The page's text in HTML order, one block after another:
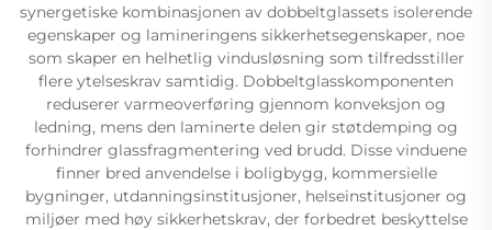
synergetiske kombinasjonen av dobbeltglassets isolerende
egenskaper og lamineringens sikkerhetsegenskaper, noe
som skaper en helhetlig vindusløsning som tilfredsstiller
flere ytelseskrav samtidig. Dobbeltglasskomponenten
reduserer varmeoverføring gjennom konveksjon og
ledning, mens den laminerte delen gir støtdemping og
forhindrer glassfragmentering ved brudd. Disse vinduene
finner bred anvendelse i boligbygg, kommersielle
bygninger, utdanningsinstitusjoner, helseinstitusjoner og
miljøer med høy sikkerhetskrav, der forbedret beskyttelse